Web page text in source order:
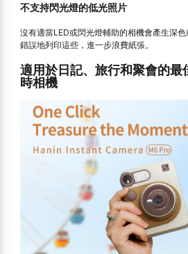
不支持閃光燈的低光照片
沒有適當LED或閃光燈輔助的相機會產生深
錯誤地列印這些，進一步浪費紙張。
適用於日記、旅行和聚會的最
時相機